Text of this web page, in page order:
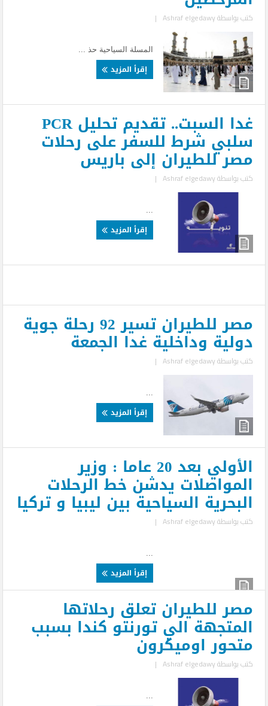
كتب بواسطةAshraf elgedawy
|
المسلة السياحية حذ ...
إقرأ المزيد
غدا السبت.. تقديم تحليل PCR
سلبي شرط للسفر على رحلات
مصر للطيران إلى باريس
كتب بواسطةAshraf elgedawy
|
إقرأ المزيد
مصر للطيران تسير 92 رحلة جوية
دولية وداخلية غدا الجمعة
كتب بواسطةAshraf elgedawy
|
إقرأ المزيد
الأولي بعد 20 عاما : وزير
المواصلات يدشن خط الرحلات
البحرية السياحية بين ليبيا و تركيا
كتب بواسطةAshraf elgedawy
|
إقرأ المزيد
مصر للطيران تعلق رحلاتها
المتجهة الي تورنتو كندا بسبب
متحور اوميكرون
كتب بواسطةAshraf elgedawy
|